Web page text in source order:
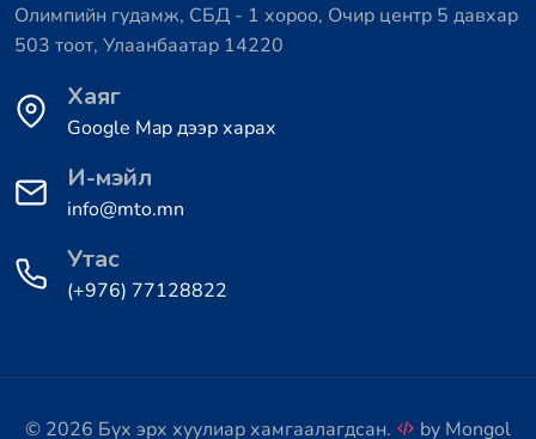
Олимпийн гудамж, СБД - 1 хороо, Очир центр 5 давхар
503 тоот, Улаанбаатар 14220
Хаяг
Google Map дээр харах
И-мэйл
info@mto.mn
Утас
(+976) 77128822
© 2026 Бүх эрх хуулиар хамгаалагдсан. by Mongol